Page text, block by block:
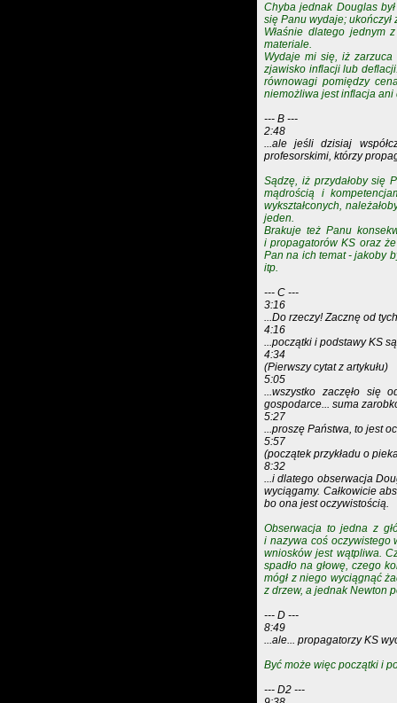
Chyba jednak Douglas
się Panu wydaje;
Właśnie dlatego jednym
materiale.
Wydaje mi się, iż
zjawisko inflacji lub
równowagi pomiędzy
niemożliwa jest inflacja ani
--- B ---
2:48
...ale jeśli dzisiaj
profesorskimi, którzy
Sądzę, iż przydałoby się
mądrością i
wykształconych,
jeden.
Brakuje też Panu
i propagatorów KS oraz
Pan na ich temat - jakoby
itp.
--- C ---
3:16
...Do rzeczy! Zacznę od
4:16
...początki i podstawy KS
4:34
(Pierwszy cytat z artykułu)
5:05
...wszystko zaczęło się
gospodarce... suma
5:27
...proszę Państwa, to jest
5:57
(początek przykładu o
8:32
...i dlatego obserwacja
wyciągamy. Całkowicie
bo ona jest oczywistością.
Obserwacja to jedna z
i nazywa coś oczywistego
wniosków jest wątpliwa.
spadło na głowę, czego
mógł z niego wyciągnąć
z drzew, a jednak Newton
--- D ---
8:49
...ale... propagatorzy KS
Być może więc początki i
--- D2 ---